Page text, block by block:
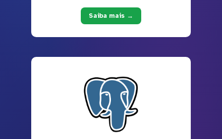
Saiba mais →